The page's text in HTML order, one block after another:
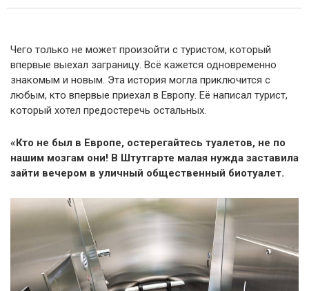
Чего только не может произойти с туристом, который
впервые выехал заграницу. Всё кажется одновременно
знакомым и новым. Эта история могла приключится с
любым, кто впервые приехал в Европу. Её написал турист,
который хотел предостеречь остальных.
«Кто не был в Европе, остерегайтесь туалетов, не по
нашим мозгам они! В Штутгарте малая нужда заставила
зайти вечером в уличный общественный биотуалет.